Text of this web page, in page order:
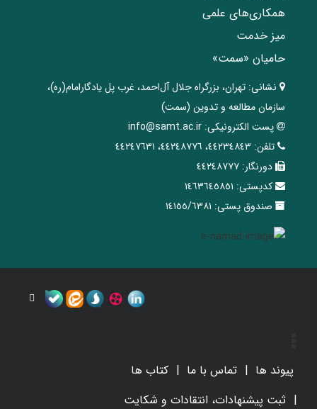
همکاری‌های علمی
میز خدمت
حامیان «سمت»
نشانی: تهران، ‌بزرگراه ‌جلال آل‌احمد، غرب پل يادگار‌امام(ره)‌،
سازمان مطالعه و تدوین‌ (سمت)
پست الکترونیکی: info@samt.ac.ir
تلفن: ٤٤٢٣٤٨٤٣، ٤٤٢٤٨٧٧٦، ٤٤٢٤٧٦٣١
دورنگار: ٤٤٢٤٨٧٧٧
کدپستی: ١٤٦٣٦٤٥٨٥١
صندوق پستی: ١٤١٥٥/٦٣٨١
پیوند ها تماس با ما
کتاب ها
ثبت پیشنهادات، انتقادات و شکایت